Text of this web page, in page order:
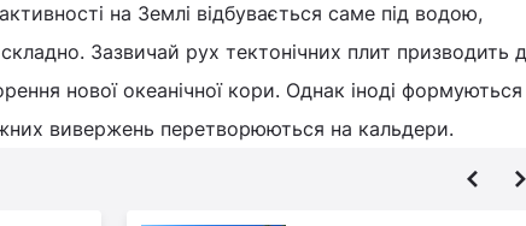
на Землі відбувається саме під водою,
Зазвичай рух тектонічних плит призводить
нової океанічної кори. Однак іноді формуються
вивержень перетворюються на кальдери.